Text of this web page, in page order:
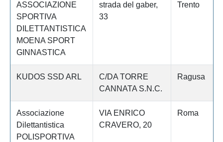
ASSOCIAZIONE
SPORTIVA
DILETTANTISTICA
MOENA SPORT
GINNASTICA
strada del gaber,
33
Trento
KUDOS SSD ARL
C/DA TORRE
CANNATA S.N.C.
Ragusa
Associazione
Dilettantistica
POLISPORTIVA
VIA ENRICO
CRAVERO, 20
Roma